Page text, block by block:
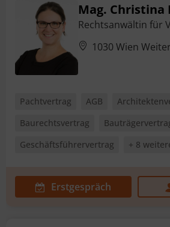
Mag. Christina
Rechtsanwältin für
1030 Wien
Pachtvertrag AGB
Baurechtsvertrag
Geschäftsführervertrag
+ 8
Erstgespräch